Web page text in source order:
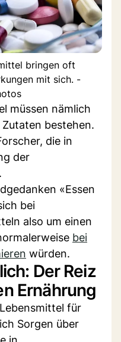
bringen oft
mit sich. -
müssen nämlich
bestehen.
die in
der
«Essen
bei
also um einen
bei
würden.
Der Reiz
Ernährung
für
Sorgen über